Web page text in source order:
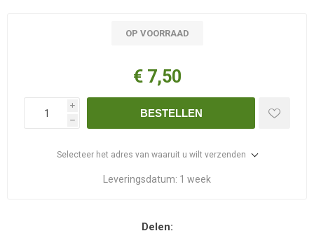
OP VOORRAAD
€ 7,50
i
h
BESTELLEN
Selecteer het adres van waaruit u wilt verzenden
Leveringsdatum: 1 week
Delen: